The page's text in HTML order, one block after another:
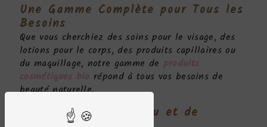
Une Gamme Complète pour Tous les
Besoins
Que vous cherchiez des soins pour le visage, des
lotions pour le corps, des produits capillaires ou
du maquillage, notre gamme de produits
cosmétiques bio répond à tous vos besoins de
beauté naturelle.
Respect de Votre Peau et de